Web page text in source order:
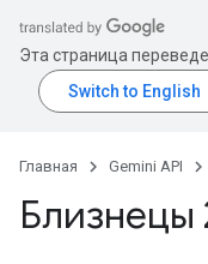
Эта страница
Главная Gemini API
Близнецы